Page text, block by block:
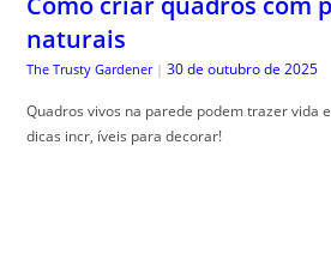
naturais
The Trusty Gardener | 30 de outubro de 2025
Quadros vivos na parede podem trazer vida
dicas incr, íveis para decorar!